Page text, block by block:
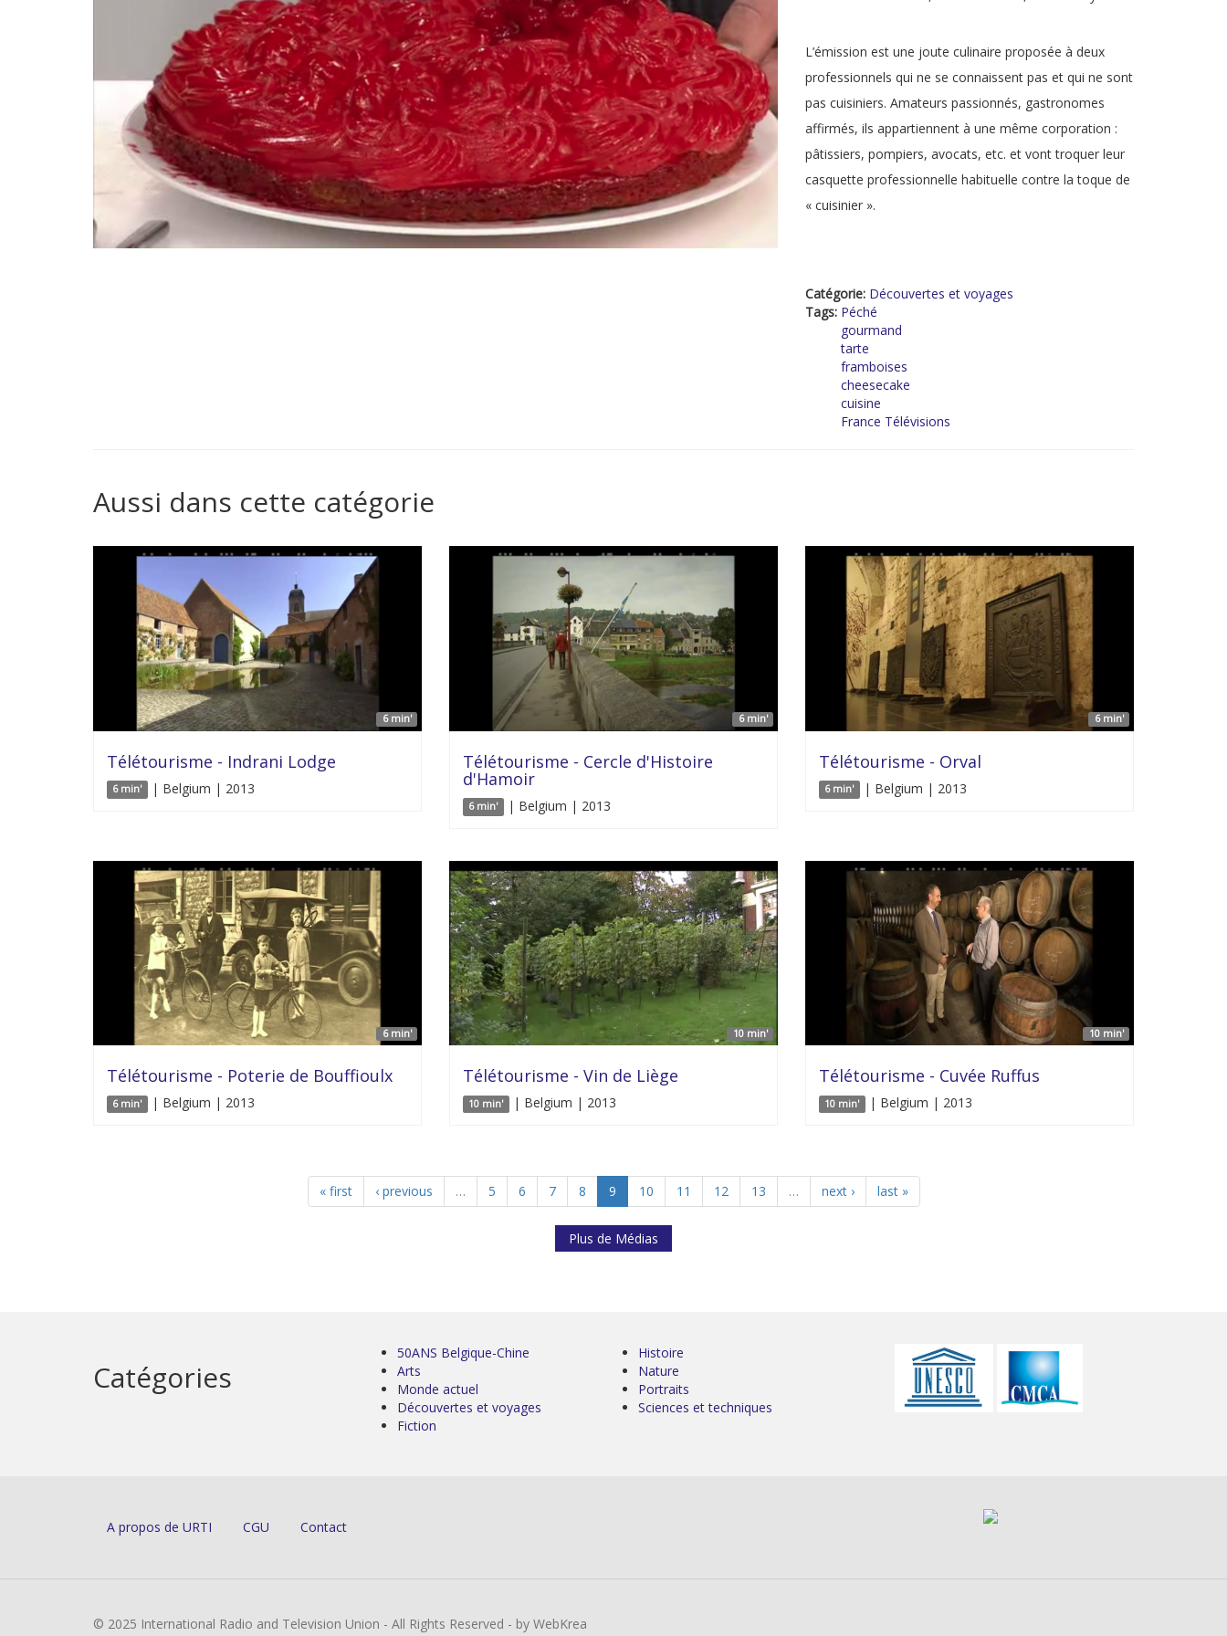
L’émission est une joute culinaire proposée à deux
professionnels qui ne se connaissent pas et qui ne sont
pas cuisiniers. Amateurs passionnés, gastronomes
affirmés, ils appartiennent à une même corporation :
pâtissiers, pompiers, avocats, etc. et vont troquer leur
casquette professionnelle habituelle contre la toque de
« cuisinier ».
Catégorie: Découvertes et voyages
Tags: Péché
gourmand
tarte
framboises
cheesecake
cuisine
France Télévisions
Aussi dans cette catégorie
6 min'
Télétourisme - Indrani Lodge
6 min' | Belgium | 2013
6 min'
Télétourisme - Cercle d'Histoire
d'Hamoir
6 min' | Belgium | 2013
6 min'
Télétourisme - Orval
6 min' | Belgium | 2013
6 min'
Télétourisme - Poterie de Bouffioulx
6 min' | Belgium | 2013
10 min'
Télétourisme - Vin de Liège
10 min' | Belgium | 2013
10 min'
Télétourisme - Cuvée Ruffus
10 min' | Belgium | 2013
« first ‹ previous … 5 6 7 8 9 10 11 12 13 … next › last »
Plus de Médias
Catégories
50ANS Belgique-Chine
Arts
Monde actuel
Découvertes et voyages
Fiction
Histoire
Nature
Portraits
Sciences et techniques
A propos de URTI CGU Contact
© 2025 International Radio and Television Union - All Rights Reserved - by WebKrea